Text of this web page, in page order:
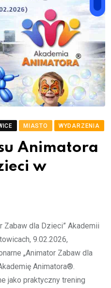
MIASTO WYDARZENIA
Animatora
w
Zabaw dla Dzieci” Akademii
9.02.2026,
„Animator Zabaw dla
Animatora®.
jako praktyczny trening